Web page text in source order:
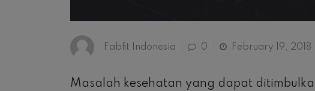
Fabfit Indonesia 0 February 19, 2018
Masalah kesehatan yang dapat